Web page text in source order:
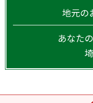
地元の
あなた